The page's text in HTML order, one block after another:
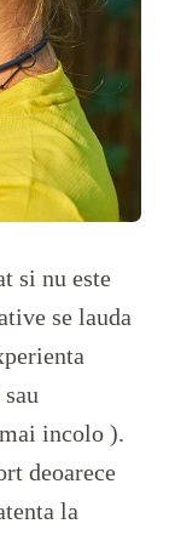
si nu este
se lauda
incolo ).
deoarece
la